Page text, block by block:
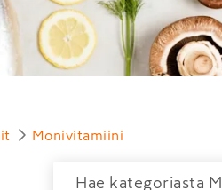
Monivitamiini